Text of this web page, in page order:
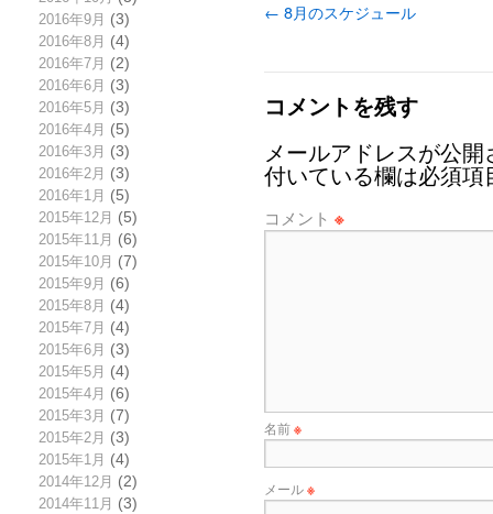
2016年9月 (3)
2016年8月 (4)
2016年7月 (2)
2016年6月 (3)
2016年5月 (3)
2016年4月 (5)
2016年3月 (3)
2016年2月 (3)
2016年1月 (5)
2015年12月 (5)
2015年11月 (6)
2015年10月 (7)
2015年9月 (6)
2015年8月 (4)
2015年7月 (4)
2015年6月 (3)
2015年5月 (4)
2015年4月 (6)
2015年3月 (7)
2015年2月 (3)
2015年1月 (4)
2014年12月 (2)
2014年11月 (3)
← 8月のスケジュール
コメントを残す
メールアドレスが公
付いている欄は必須項
コメント ※
名前※
メール※